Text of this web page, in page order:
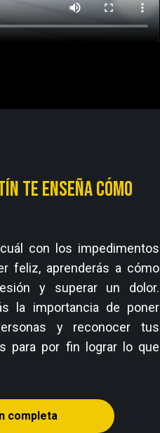
te enseña cómo
con los impedimentos
feliz, aprenderás a cómo
y superar un dolor.
la importancia de poner
y reconocer tus
para por fin lograr lo que
completa